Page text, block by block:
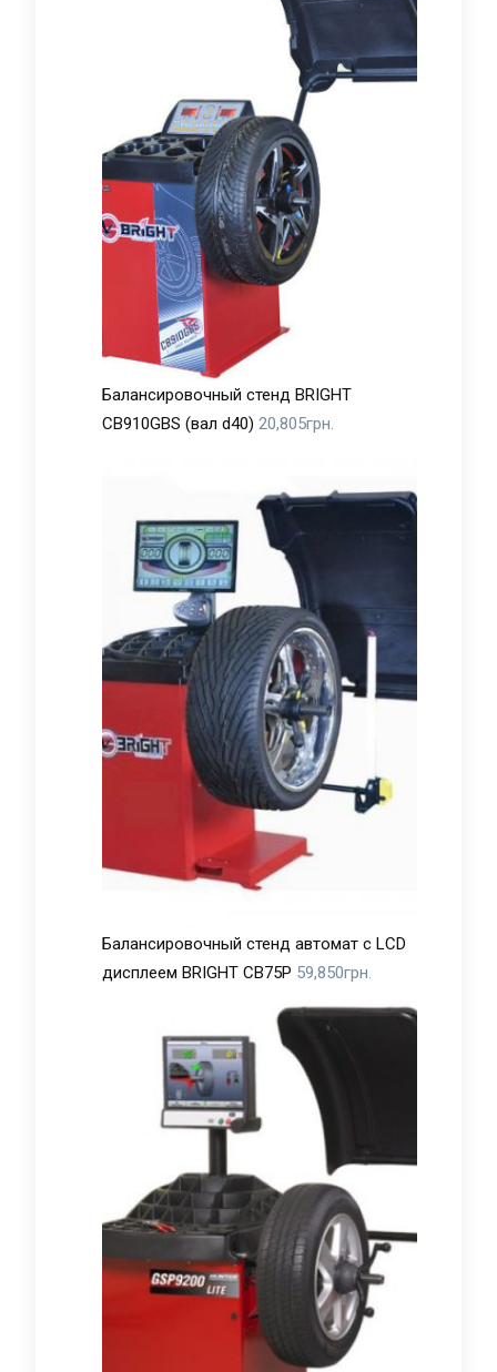
Балансировочный стенд BRIGHT
CB910GBS (вал d40) 20,805грн.
Балансировочный стенд автомат с LCD
дисплеем BRIGHT CB75P 59,850грн.